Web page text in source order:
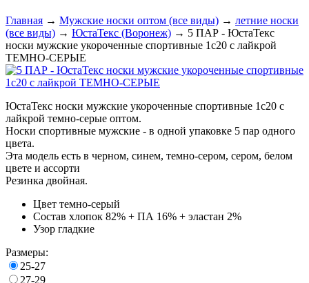
Главная → Мужские носки оптом (все виды) → летние носки
(все виды) → ЮстаТекс (Воронеж) → 5 ПАР - ЮстаТекс
носки мужские укороченные спортивные 1с20 с лайкрой
ТЕМНО-СЕРЫЕ
ЮстаТекс носки мужские укороченные спортивные 1с20 с
лайкрой темно-серые оптом.
Носки спортивные мужские - в одной упаковке 5 пар одного
цвета.
Эта модель есть в черном, синем, темно-сером, сером, белом
цвете и ассорти
Резинка двойная.
Цвет темно-серый
Состав хлопок 82% + ПА 16% + эластан 2%
Узор гладкие
Размеры:
25-27
27-29